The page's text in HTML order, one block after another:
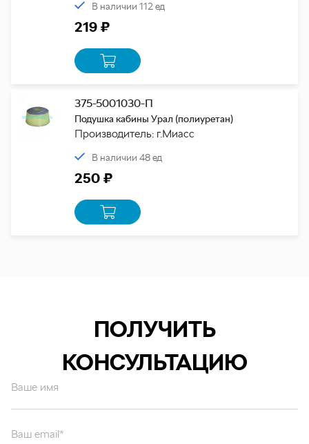
В наличии 112 ед
219 ₽
375-5001030-П
Подушка кабины Урал (полиуретан)
Производитель: г.Миасс
В наличии 48 ед
250 ₽
ПОЛУЧИТЬ
КОНСУЛЬТАЦИЮ
Ваше имя